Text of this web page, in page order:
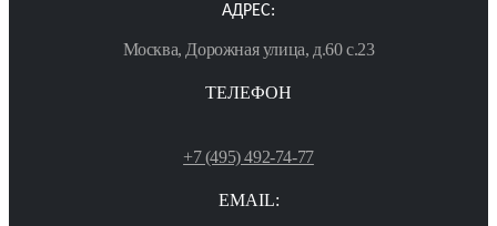
АДРЕС:
Москва, Дорожная улица, д.60 с.23
ТЕЛЕФОН
+7 (495) 492-74-77
EMAIL: